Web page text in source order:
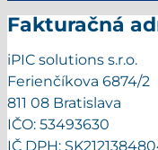
Fakturačná
iPIC solutions s.r.o.
Ferienčíkova 6874/2
811 08 Bratislava
IČO: 53493630
IČ DPH: